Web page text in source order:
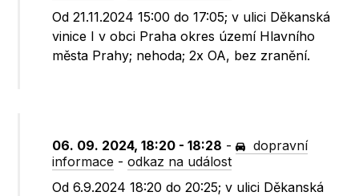
Od 21.11.2024 15:00 do 17:05; v ulici Děkanská
vinice I v obci Praha okres území Hlavního
města Prahy; nehoda; 2x OA, bez zranění.
06. 09. 2024, 18:20 - 18:28 -
dopravní
informace -odkaz na událost
Od 6.9.2024 18:20 do 20:25; v ulici Děkanská